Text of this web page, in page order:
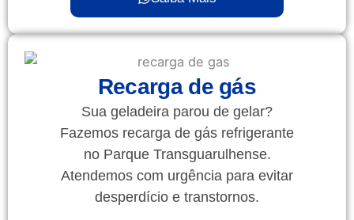
Recarga de gás
Sua geladeira parou de gelar?
Fazemos recarga de gás refrigerante
no Parque Transguarulhense.
Atendemos com urgência para evitar
desperdício e transtornos.